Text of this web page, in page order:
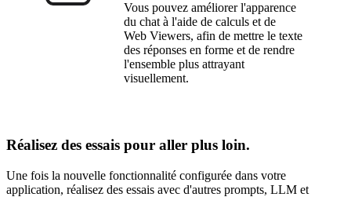
Vous pouvez améliorer l'apparence
du chat à l'aide de calculs et de
Web Viewers, afin de mettre le texte
des réponses en forme et de rendre
l'ensemble plus attrayant
visuellement.
Réalisez des essais pour aller plus loin.
Une fois la nouvelle fonctionnalité configurée dans votre
application, réalisez des essais avec d'autres prompts, LLM et